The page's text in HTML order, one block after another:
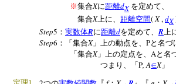
※集合Xに距離dX を定めて、
集合X上に、 距離空間(X,dX
Step5 ： 実数体Rに距離dを定めて、R上
Step6 ：「集合X」上の動点を、 Pと名づ
「集合X」上の定点を、 Aと名
つまり、「 P, A∈X」